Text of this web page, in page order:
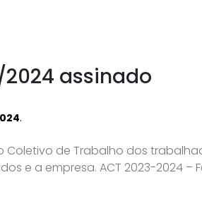
2024 assinado
.
Coletivo de Trabalho dos
e a empresa. ACT 2023-2024 –